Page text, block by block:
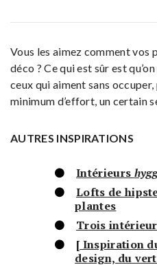
Vous les aimez comment vos
déco ? Ce qui est sûr est
ceux qui aiment sans
minimum d’effort, un certain
AUTRES INSPIRATIONS
Intérieurs
Lofts de
plantes
Trois
[ Inspiration
design, du